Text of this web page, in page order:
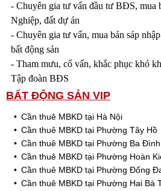
- Chuyên gia tư vấn đầu tư BĐS, mua
Nghiệp, đất dự án
- Chuyên gia tư vấn, mua bán sáp
bất động sản
- Tham mưu, cố vấn, khắc phục khó
Tập đoàn BĐS
BẤT ĐỘNG SẢN VIP
Cần thuê MBKD tại Hà Nội
Cần thuê MBKD tại Phường Tây Hồ
Cần thuê MBKD tại Phường Ba Đình
Cần thuê MBKD tại Phường Hoàn
Cần thuê MBKD tại Phường Đống
Cần thuê MBKD tại Phường Hai Bà